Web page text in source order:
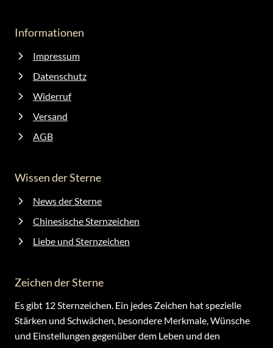
Informationen
Impressum
Datenschutz
Widerruf
Versand
AGB
Wissen der Sterne
News der Sterne
Chinesische Sternzeichen
Liebe und Sternzeichen
Zeichen der Sterne
Es gibt 12 Sternzeichen. Ein jedes Zeichen hat spezielle
Stärken und Schwächen, besondere Merkmale, Wünsche
und Einstellungen gegenüber dem Leben und den